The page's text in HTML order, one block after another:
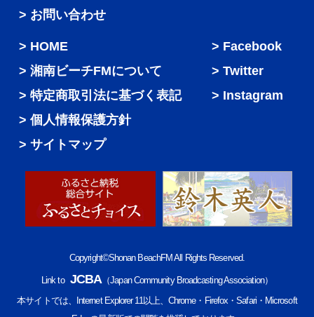
> お問い合わせ
HOME
湘南ビーチFMについて
特定商取引法に基づく表記
個人情報保護方針
サイトマップ
Facebook
Twitter
Instagram
Copyright©Shonan BeachFM All Rights Reserved.
Link to JCBA（Japan Community Broadcasting Association）
本サイトでは、Internet Explorer 11以上、Chrome・Firefox・Safari・Microsoft